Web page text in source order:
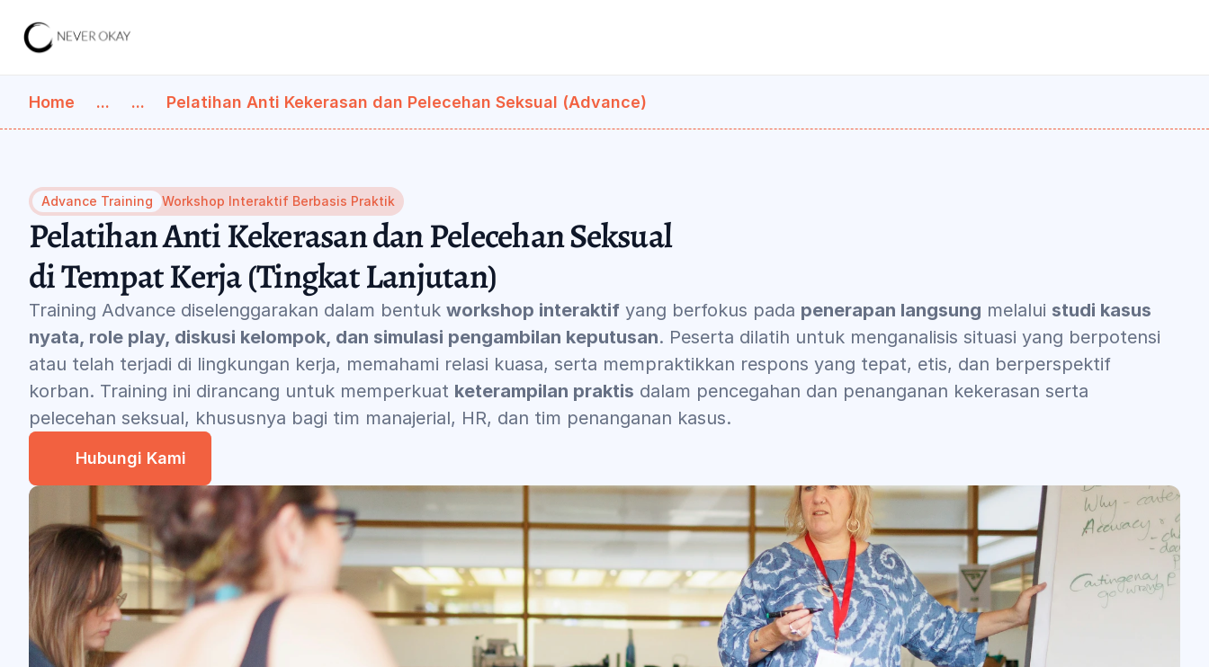
Home ... ... Pelatihan Anti Kekerasan dan Pelecehan Seksual (Advance)
Advance Training Workshop Interaktif Berbasis Praktik
Pelatihan Anti Kekerasan dan Pelecehan Seksual
di Tempat Kerja (Tingkat Lanjutan)
Training Advance diselenggarakan dalam bentuk workshop interaktif yang berfokus pada penerapan langsung melalui studi kasus
nyata, role play, diskusi kelompok, dan simulasi pengambilan keputusan. Peserta dilatih untuk menganalisis situasi yang berpotensi
atau telah terjadi di lingkungan kerja, memahami relasi kuasa, serta mempraktikkan respons yang tepat, etis, dan berperspektif
korban. Training ini dirancang untuk memperkuat keterampilan praktis dalam pencegahan dan penanganan kekerasan serta
pelecehan seksual, khususnya bagi tim manajerial, HR, dan tim penanganan kasus.
Hubungi Kami